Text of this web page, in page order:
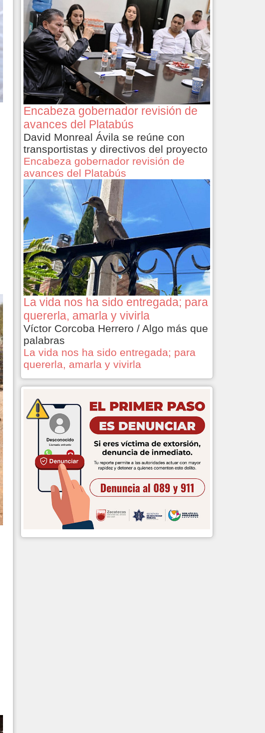
Encabeza gobernador revisión de
avances del Platabús
David Monreal Ávila se reúne con
transportistas y directivos del proyecto
Encabeza gobernador revisión de
avances del Platabús
La vida nos ha sido entregada; para
quererla, amarla y vivirla
Víctor Corcoba Herrero / Algo más que
palabras
La vida nos ha sido entregada; para
quererla, amarla y vivirla